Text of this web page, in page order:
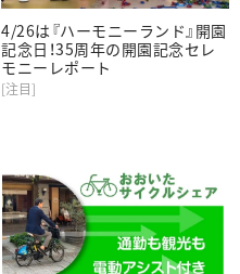
4/26は『ハーモニーランド』開園
記念日！35周年の開園記念セレ
モニーレポート
[注目]